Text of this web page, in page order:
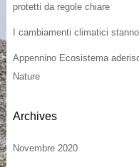
protetti da regole chiare
I cambiamenti climatici
Appennino Ecosistema
Nature
Archives
Novembre 2020